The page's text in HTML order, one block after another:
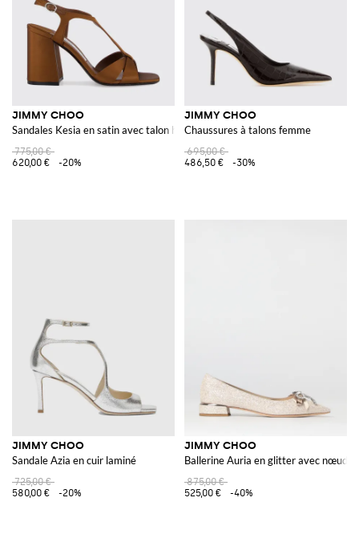
JIMMY CHOO
Sandales Kesia en satin avec talon haut carré et bride en T
775,00 €
620,00 €
-20%
JIMMY CHOO
Chaussures à talons femme
695,00 €
486,50 €
-30%
JIMMY CHOO
Sandale Azia en cuir laminé
725,00 €
580,00 €
-20%
JIMMY CHOO
Ballerine Auria en glitter avec nœud
875,00 €
525,00 €
-40%